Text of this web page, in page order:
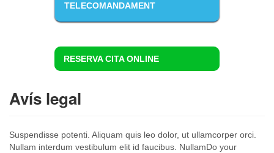
TELECOMANDAMENT
RESERVA CITA ONLINE
Avís legal
Suspendisse potenti. Aliquam quis leo dolor, ut ullamcorper orci.
Nullam interdum vestibulum elit id faucibus. NullamDo your